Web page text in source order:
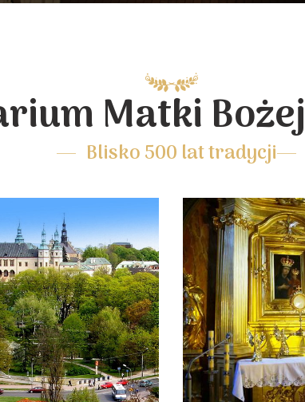
Matki
Blisko 500 lat tradycji